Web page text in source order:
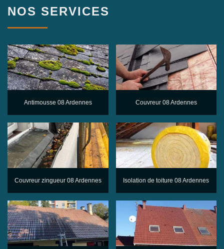
NOS SERVICES
Antimousse 08 Ardennes Couvreur 08 Ardennes
Couvreur zingueur 08 Ardennes Isolation de toiture 08 Ardennes